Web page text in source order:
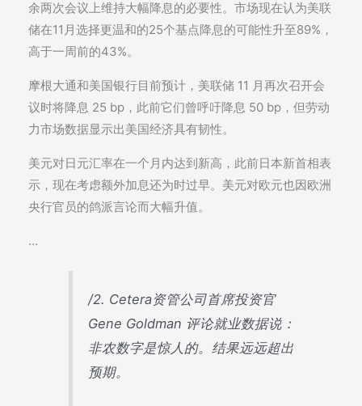
余两次会议上维持大幅降息的必要性。市场现在认为美联
储在11月选择更温和的25个基点降息的可能性升至89%，
高于一周前的43%。
摩根大通和美国银行目前预计，美联储 11 月再次召开会
议时将降息 25 bp，此前它们曾呼吁降息 50 bp，但劳动
力市场数据显示出美国经济具有韧性。
美元对日元汇率在一个月内达到新高，此前日本新首相表
示，现在考虑额外加息还为时过早。美元对欧元也因欧洲
央行官员的鸽派言论而大幅升值。
…
/2. Cetera资管公司首席投资官
Gene Goldman 评论就业数据说：
非农数字是惊人的。结果远远超出
预期。